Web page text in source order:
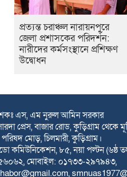
প্রত্যন্ত চরাঞ্চল নারায়নপুরে
জেলা প্রশাসকের পরিদর্শন:
নারীদের কর্মসংস্থানে প্রশিক্ষণ
উদ্বোধন
এস, এম নুরুল আমিন সরকার
প্রেস, বাজার রোড, কুড়িগ্রাম থেকে
মোড়, চিলমারী, কুড়িগ্রাম।
কমিউনিকেশন, ৮৫, নয়া পল্টন (৬ষ্ঠ
মোবাইল: ০১৭৩৩-২৯৭৯৪৩,
,